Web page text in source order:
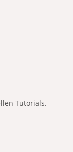
Tutorials.